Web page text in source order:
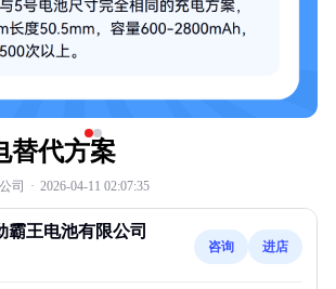
替代方案
司 · 2026-04-11 02:07:35
霸王电池有限公司
咨询 进店